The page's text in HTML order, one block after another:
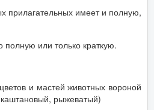
прилагательных имеет и полную,
полную или только краткую.
и мастей животных вороной
рыжеватый)